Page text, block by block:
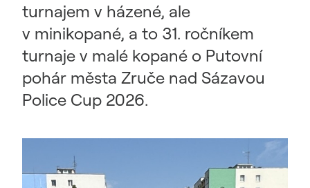
turnajem v házené, ale
v minikopané, a to 31. ročníkem
turnaje v malé kopané o Putovní
pohár města Zruče nad Sázavou
Police Cup 2026.